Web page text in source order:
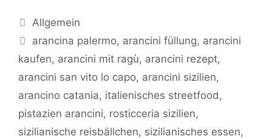
Kategorien
Allgemein
Schlagwörter
arancina palermo, arancini füllung, arancini
kaufen, arancini mit ragù, arancini rezept,
arancini san vito lo capo, arancini sizilien,
arancino catania, italienisches streetfood,
pistazien arancini, rosticceria sizilien,
sizilianische reisbällchen, sizilianisches essen,